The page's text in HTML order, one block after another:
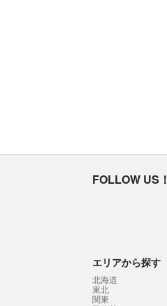
FOLLOW US！
エリアから探す
北海道
東北
関東